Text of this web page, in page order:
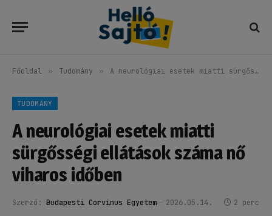
Főoldal » Tudomány » A neurológiai esetek miatti sürgősségi ellátások száma nő viharos időben
TUDOMÁNY
A neurológiai esetek miatti
sürgősségi ellátások száma nő
viharos időben
Szerző: Budapesti Corvinus Egyetem 2026.05.14. 2 perc